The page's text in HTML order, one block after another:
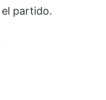
partido.